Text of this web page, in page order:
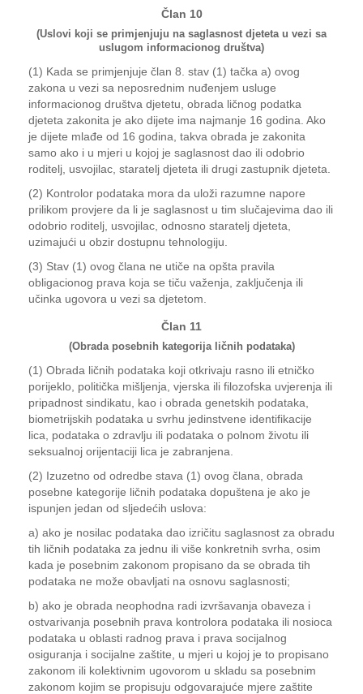
Član 10
(Uslovi koji se primjenjuju na saglasnost djeteta u vezi sa
uslugom informacionog društva)
(1) Kada se primjenjuje član 8. stav (1) tačka a) ovog
zakona u vezi sa neposrednim nuđenjem usluge
informacionog društva djetetu, obrada ličnog podatka
djeteta zakonita je ako dijete ima najmanje 16 godina. Ako
je dijete mlađe od 16 godina, takva obrada je zakonita
samo ako i u mjeri u kojoj je saglasnost dao ili odobrio
roditelj, usvojilac, staratelj djeteta ili drugi zastupnik djeteta.
(2) Kontrolor podataka mora da uloži razumne napore
prilikom provjere da li je saglasnost u tim slučajevima dao ili
odobrio roditelj, usvojilac, odnosno staratelj djeteta,
uzimajući u obzir dostupnu tehnologiju.
(3) Stav (1) ovog člana ne utiče na opšta pravila
obligacionog prava koja se tiču važenja, zaključenja ili
učinka ugovora u vezi sa djetetom.
Član 11
(Obrada posebnih kategorija ličnih podataka)
(1) Obrada ličnih podataka koji otkrivaju rasno ili etničko
porijeklo, politička mišljenja, vjerska ili filozofska uvjerenja ili
pripadnost sindikatu, kao i obrada genetskih podataka,
biometrijskih podataka u svrhu jedinstvene identifikacije
lica, podataka o zdravlju ili podataka o polnom životu ili
seksualnoj orijentaciji lica je zabranjena.
(2) Izuzetno od odredbe stava (1) ovog člana, obrada
posebne kategorije ličnih podataka dopuštena je ako je
ispunjen jedan od sljedećih uslova:
a) ako je nosilac podataka dao izričitu saglasnost za obradu
tih ličnih podataka za jednu ili više konkretnih svrha, osim
kada je posebnim zakonom propisano da se obrada tih
podataka ne može obavljati na osnovu saglasnosti;
b) ako je obrada neophodna radi izvršavanja obaveza i
ostvarivanja posebnih prava kontrolora podataka ili nosioca
podataka u oblasti radnog prava i prava socijalnog
osiguranja i socijalne zaštite, u mjeri u kojoj je to propisano
zakonom ili kolektivnim ugovorom u skladu sa posebnim
zakonom kojim se propisuju odgovarajuće mjere zaštite